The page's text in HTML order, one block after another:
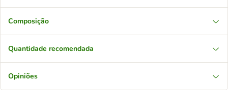
Composição
Quantidade recomendada
Opiniões